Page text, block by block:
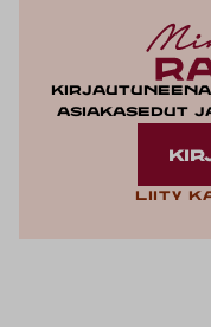
Kirjautuneena
asiakasedut
Liity